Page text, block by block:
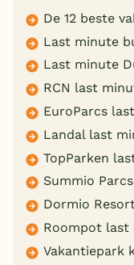
De 12 beste
Last minute
Last minute
RCN last
EuroParcs
Landal last
TopParken
Summio
Dormio
Roompot last
Vakantiepark